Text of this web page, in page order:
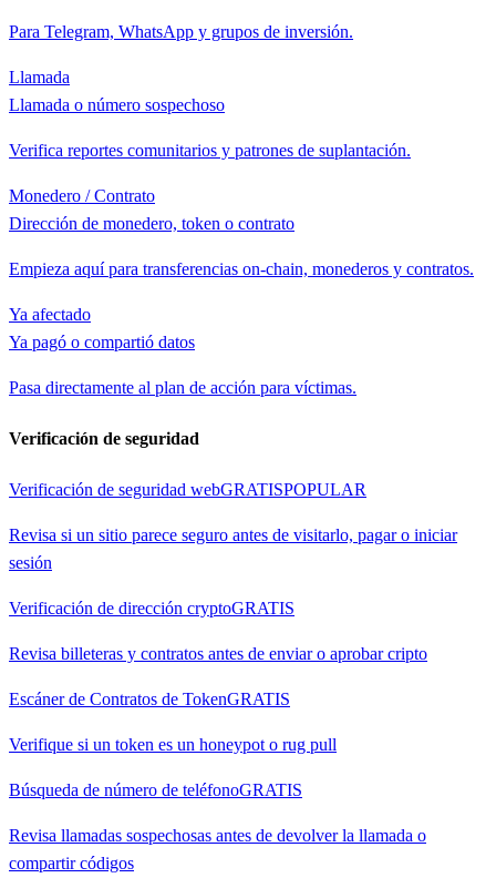
Para Telegram, WhatsApp y grupos de inversión.
Llamada
Llamada o número sospechoso
Verifica reportes comunitarios y patrones de suplantación.
Monedero / Contrato
Dirección de monedero, token o contrato
Empieza aquí para transferencias on-chain, monederos y contratos.
Ya afectado
Ya pagó o compartió datos
Pasa directamente al plan de acción para víctimas.
Verificación de seguridad
Verificación de seguridad webGRATISPOPULAR
Revisa si un sitio parece seguro antes de visitarlo, pagar o iniciar
sesión
Verificación de dirección cryptoGRATIS
Revisa billeteras y contratos antes de enviar o aprobar cripto
Escáner de Contratos de TokenGRATIS
Verifique si un token es un honeypot o rug pull
Búsqueda de número de teléfonoGRATIS
Revisa llamadas sospechosas antes de devolver la llamada o
compartir códigos